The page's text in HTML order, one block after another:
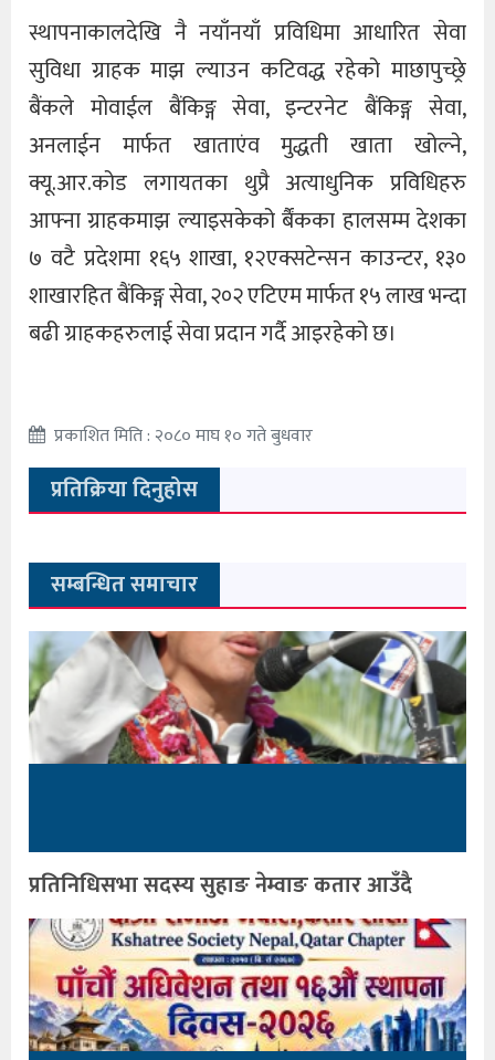
स्थापनाकालदेखि नै नयाँनयाँ प्रविधिमा आधारित सेवा
सुविधा ग्राहक माझ ल्याउन कटिवद्ध रहेको माछापुच्छ्रे
बैंकले मोवाईल बैंकिङ्ग सेवा, इन्टरनेट बैंकिङ्ग सेवा,
अनलाईन मार्फत खाताएंव मुद्धती खाता खोल्ने,
क्यू.आर.कोड लगायतका थुप्रै अत्याधुनिक प्रविधिहरु
आफ्ना ग्राहकमाझ ल्याइसकेको र्बैंकका हालसम्म देशका
७ वटै प्रदेशमा १६५ शाखा, १२एक्सटेन्सन काउन्टर, १३०
शाखारहित बैंकिङ्ग सेवा, २०२ एटिएम मार्फत १५ लाख भन्दा
बढी ग्राहकहरुलाई सेवा प्रदान गर्दै आइरहेको छ।
प्रकाशित मिति : २०८० माघ १० गते बुधवार
प्रतिक्रिया दिनुहोस
सम्बन्धित समाचार
प्रतिनिधिसभा सदस्य सुहाङ नेम्वाङ कतार आउँदै